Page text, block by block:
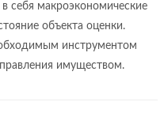
себя макроэкономические
объекта оценки.
инструментом
имуществом.